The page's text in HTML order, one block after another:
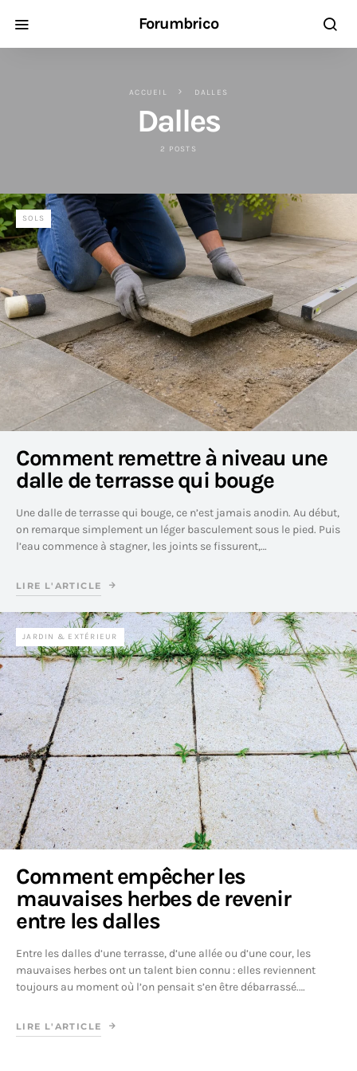
Forumbrico
ACCUEIL DALLES
Dalles
2 POSTS
SOLS
Comment remettre à niveau une
dalle de terrasse qui bouge
Une dalle de terrasse qui bouge, ce n’est jamais anodin. Au début,
on remarque simplement un léger basculement sous le pied. Puis
l’eau commence à stagner, les joints se fissurent,…
LIRE L'ARTICLE
JARDIN & EXTÉRIEUR
Comment empêcher les
mauvaises herbes de revenir
entre les dalles
Entre les dalles d’une terrasse, d’une allée ou d’une cour, les
mauvaises herbes ont un talent bien connu : elles reviennent
toujours au moment où l’on pensait s’en être débarrassé.…
LIRE L'ARTICLE